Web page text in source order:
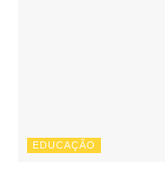
EDUCAÇÃO